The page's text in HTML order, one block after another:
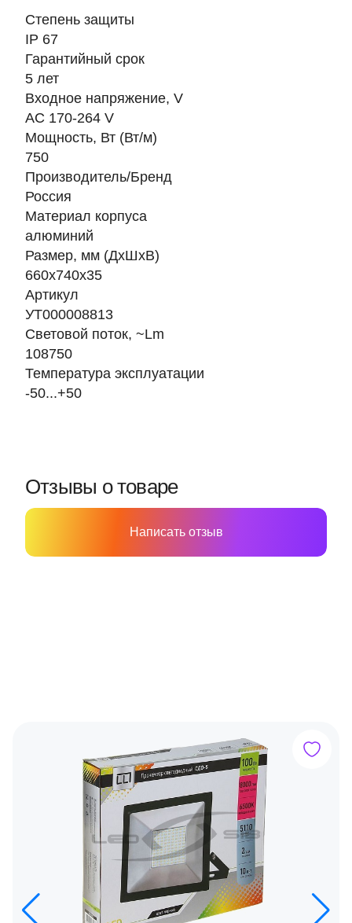
Степень защиты
IP 67
Гарантийный срок
5 лет
Входное напряжение, V
AC 170-264 V
Мощность, Вт (Вт/м)
750
Производитель/Бренд
Россия
Материал корпуса
алюминий
Размер, мм (ДхШхВ)
660х740х35
Артикул
УТ000008813
Световой поток, ~Lm
108750
Температура эксплуатации
-50...+50
Отзывы о товаре
Написать отзыв